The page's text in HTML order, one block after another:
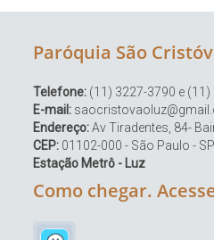
Paróquia São
Telefone: (11) 3227-3790 e (11)
E-mail:
Endereço:Av Tiradentes, 84-
CEP: 01102-000 - São Paulo - SP
Estação Metrô - Luz
Como chegar.